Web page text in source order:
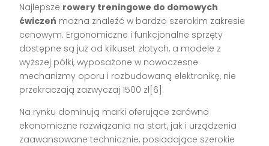
Najlepsze rowery treningowe do domowych
ćwiczeń można znaleźć w bardzo szerokim zakresie
cenowym. Ergonomiczne i funkcjonalne sprzęty
dostępne są już od kilkuset złotych, a modele z
wyższej półki, wyposażone w nowoczesne
mechanizmy oporu i rozbudowaną elektronikę, nie
przekraczają zazwyczaj 1500 zł[6].
Na rynku dominują marki oferujące zarówno
ekonomiczne rozwiązania na start, jak i urządzenia
zaawansowane technicznie, posiadające szerokie